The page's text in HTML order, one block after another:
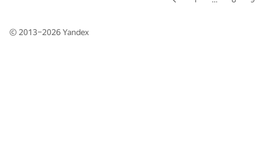
© 2013–2026Yandex